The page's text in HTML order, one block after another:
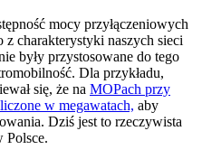
mocy przyłączeniowych
charakterystyki naszych sieci
były przystosowane do tego
Dla przykładu,
się, że na MOPach przy
w megawatach, aby
Dziś jest to rzeczywista
Polsce.